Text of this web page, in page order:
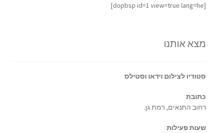
[dopbsp id=1 view=true lang=he]
מצא אותנו
סטודיו לצילום וידאו וסטילס
כתובת
רחוב התנאים, רמת גן.
שעות פעילות